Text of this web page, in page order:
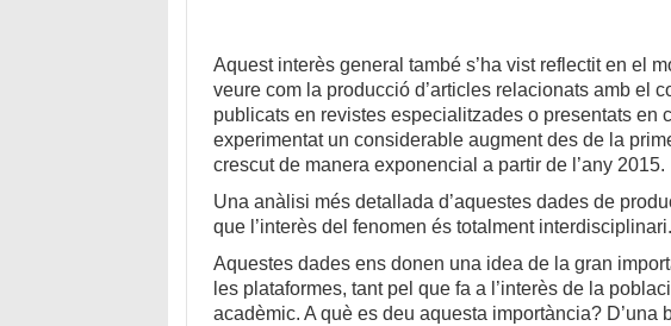
Aquest interès general també s’ha vist reflectit en el
veure com la producció d’articles relacionats amb el
publicats en revistes especialitzades o presentats en
experimentat un considerable augment des de la
crescut de manera exponencial a partir de l’any 2015.
Una anàlisi més detallada d’aquestes dades de
que l’interès del fenomen és totalment interdisciplinari.
Aquestes dades ens donen una idea de la gran
les plataformes, tant pel que fa a l’interès de la
acadèmic. A què es deu aquesta importància? D’una